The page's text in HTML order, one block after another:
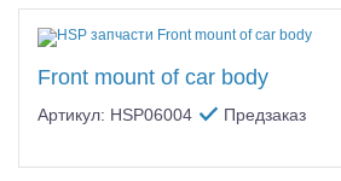
Front mount of car body
Артикул: HSP06004 Предзаказ